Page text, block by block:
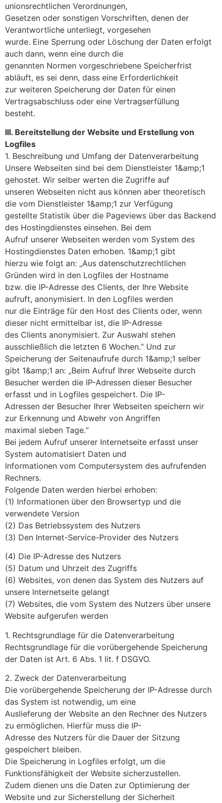
unionsrechtlichen Verordnungen,
Gesetzen oder sonstigen Vorschriften, denen der
Verantwortliche unterliegt, vorgesehen
wurde. Eine Sperrung oder Löschung der Daten erfolgt
auch dann, wenn eine durch die
genannten Normen vorgeschriebene Speicherfrist
abläuft, es sei denn, dass eine Erforderlichkeit
zur weiteren Speicherung der Daten für einen
Vertragsabschluss oder eine Vertragserfüllung
besteht.
III. Bereitstellung der Website und Erstellung von
Logfiles
1. Beschreibung und Umfang der Datenverarbeitung
Unsere Webseiten sind bei dem Dienstleister 1&amp;1
gehostet. Wir selber werten die Zugriffe auf
unseren Webseiten nicht aus können aber theoretisch
die vom Dienstleister 1&amp;1 zur Verfügung
gestellte Statistik über die Pageviews über das Backend
des Hostingdienstes einsehen. Bei dem
Aufruf unserer Webseiten werden vom System des
Hostingdienstes Daten erhoben. 1&amp;1 gibt
hierzu wie folgt an: „Aus datenschutzrechtlichen
Gründen wird in den Logfiles der Hostname
bzw. die IP-Adresse des Clients, der Ihre Website
aufruft, anonymisiert. In den Logfiles werden
nur die Einträge für den Host des Clients oder, wenn
dieser nicht ermittelbar ist, die IP-Adresse
des Clients anonymisiert. Zur Auswahl stehen
ausschließlich die letzten 6 Wochen.“ Und zur
Speicherung der Seitenaufrufe durch 1&amp;1 selber
gibt 1&amp;1 an: „Beim Aufruf Ihrer Webseite durch
Besucher werden die IP-Adressen dieser Besucher
erfasst und in Logfiles gespeichert. Die IP-
Adressen der Besucher Ihrer Webseiten speichern wir
zur Erkennung und Abwehr von Angriffen
maximal sieben Tage.“
Bei jedem Aufruf unserer Internetseite erfasst unser
System automatisiert Daten und
Informationen vom Computersystem des aufrufenden
Rechners.
Folgende Daten werden hierbei erhoben:
(1) Informationen über den Browsertyp und die
verwendete Version
(2) Das Betriebssystem des Nutzers
(3) Den Internet-Service-Provider des Nutzers
(4) Die IP-Adresse des Nutzers
(5) Datum und Uhrzeit des Zugriffs
(6) Websites, von denen das System des Nutzers auf
unsere Internetseite gelangt
(7) Websites, die vom System des Nutzers über unsere
Website aufgerufen werden
1. Rechtsgrundlage für die Datenverarbeitung
Rechtsgrundlage für die vorübergehende Speicherung
der Daten ist Art. 6 Abs. 1 lit. f DSGVO.
2. Zweck der Datenverarbeitung
Die vorübergehende Speicherung der IP-Adresse durch
das System ist notwendig, um eine
Auslieferung der Website an den Rechner des Nutzers
zu ermöglichen. Hierfür muss die IP-
Adresse des Nutzers für die Dauer der Sitzung
gespeichert bleiben.
Die Speicherung in Logfiles erfolgt, um die
Funktionsfähigkeit der Website sicherzustellen.
Zudem dienen uns die Daten zur Optimierung der
Website und zur Sicherstellung der Sicherheit